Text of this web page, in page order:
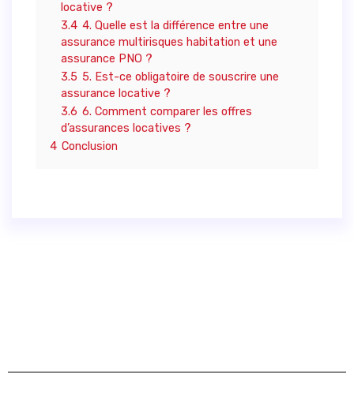
locative ?
3.4 4. Quelle est la différence entre une
assurance multirisques habitation et une
assurance PNO ?
3.5 5. Est-ce obligatoire de souscrire une
assurance locative ?
3.6 6. Comment comparer les offres
d’assurances locatives ?
4 Conclusion